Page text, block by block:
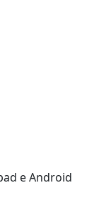
e Android